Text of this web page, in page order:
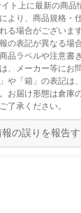
ト上に最新の商品
より、商品規格・
る場合がございま
の表記が異なる場
品ラベルや注意書
、メーカー等にお
や「箱」の表記は
お届け形態は倉庫
了承ください。
の誤りを報告す